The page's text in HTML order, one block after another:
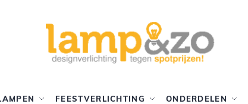
FEESTVERLICHTING ONDERDELEN